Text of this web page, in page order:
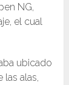
NG,
el cual
ubicado
alas,